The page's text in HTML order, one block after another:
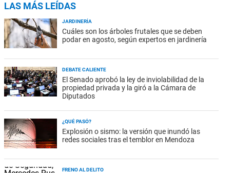
LAS MÁS LEÍDAS
JARDINERÍA
Cuáles son los árboles frutales que se deben
podar en agosto, según expertos en jardinería
DEBATE CALIENTE
El Senado aprobó la ley de inviolabilidad de la
propiedad privada y la giró a la Cámara de
Diputados
¿QUÉ PASÓ?
Explosión o sismo: la versión que inundó las
redes sociales tras el temblor en Mendoza
FRENO AL DELITO